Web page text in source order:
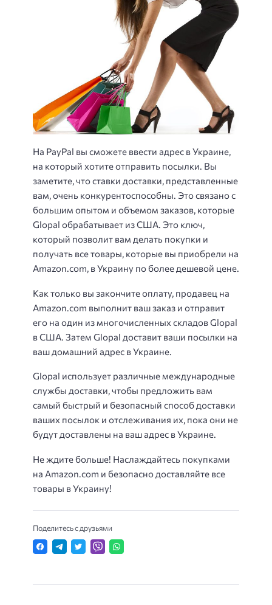
На PayPal вы сможете ввести адрес в Украине,
на который хотите отправить посылки. Вы
заметите, что ставки доставки, представленные
вам, очень конкурентоспособны. Это связано с
большим опытом и объемом заказов, которые
Glopal обрабатывает из США. Это ключ,
который позволит вам делать покупки и
получать все товары, которые вы приобрели на
Amazon.com, в Украину по более дешевой цене.
Как только вы закончите оплату, продавец на
Amazon.com выполнит ваш заказ и отправит
его на один из многочисленных складов Glopal
в США. Затем Glopal доставит ваши посылки на
ваш домашний адрес в Украине.
Glopal использует различные международные
службы доставки, чтобы предложить вам
самый быстрый и безопасный способ доставки
ваших посылок и отслеживания их, пока они не
будут доставлены на ваш адрес в Украине.
Не ждите больше! Наслаждайтесь покупками
на Amazon.com и безопасно доставляйте все
товары в Украину!
Поделитесь с друзьями